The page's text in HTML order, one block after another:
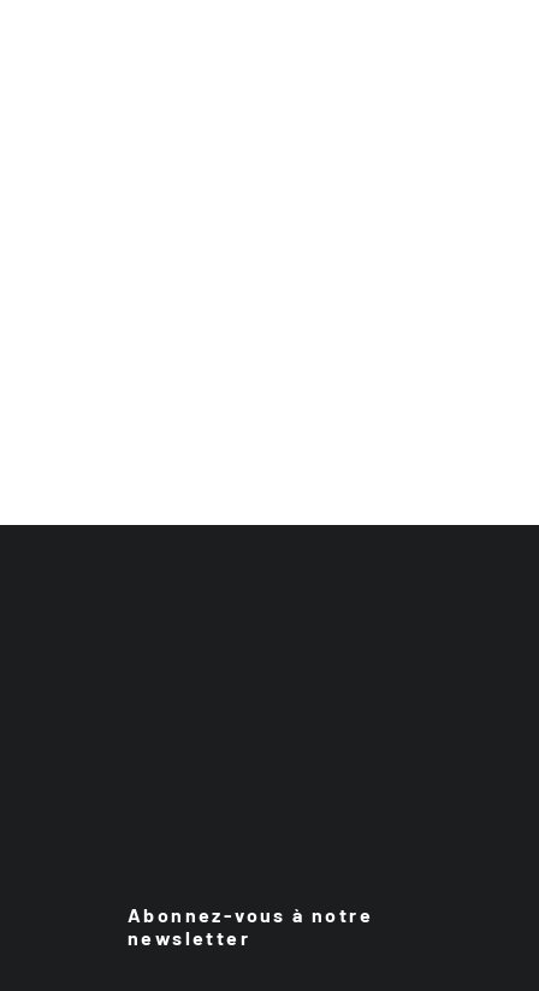
Abonnez-vous à notre
newsletter